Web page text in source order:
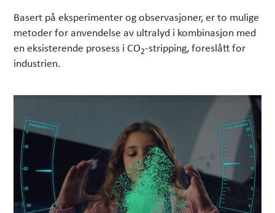
Basert på eksperimenter og observasjoner, er to mulige
metoder for anvendelse av ultralyd i kombinasjon med
en eksisterende prosess i CO2-stripping, foreslått for
industrien.